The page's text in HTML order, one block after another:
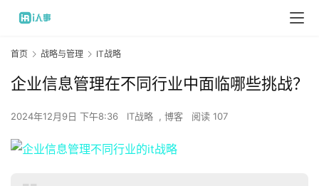
首页 战略与管理 IT战略
企业信息管理在不同行业中面临哪些挑战？
2024年12月9日 下午8:36 IT战略 , 博客 阅读 107